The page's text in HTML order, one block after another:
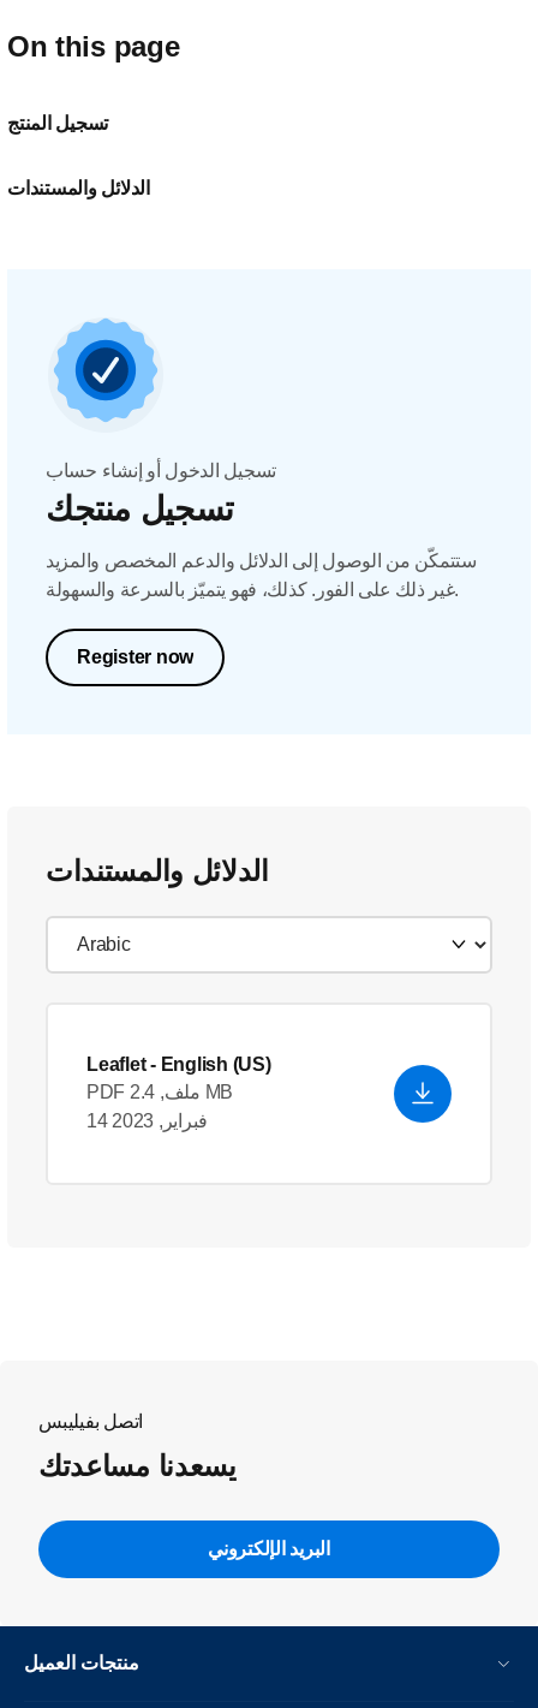
On this page
تسجيل المنتج
الدلائل والمستندات
تسجيل الدخول أو إنشاء حساب
تسجيل منتجك
ستتمكّن من الوصول إلى الدلائل والدعم المخصص والمزيد
غير ذلك على الفور. كذلك، فهو يتميّز بالسرعة والسهولة.
Register now
الدلائل والمستندات
Leaflet- English (US)
PDF ملف, 2.4 MB
14 فبراير, 2023
اتصل بفيليبس
يسعدنا مساعدتك
البريد الإلكتروني
منتجات العميل